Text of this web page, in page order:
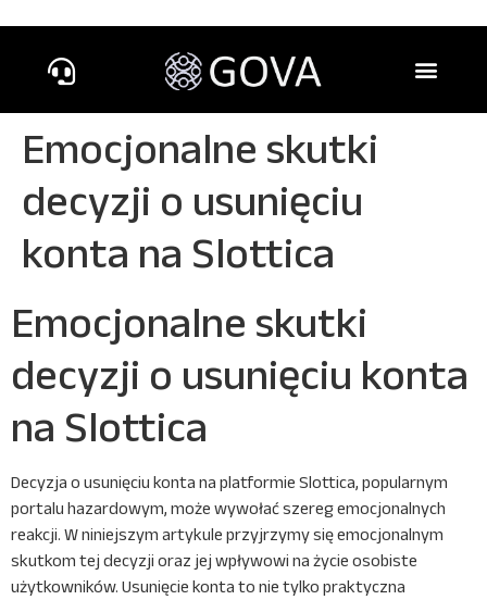
Emocjonalne skutki
decyzji o usunięciu
konta na Slottica
Emocjonalne skutki
decyzji o usunięciu konta
na Slottica
Decyzja o usunięciu konta na platformie Slottica, popularnym
portalu hazardowym, może wywołać szereg emocjonalnych
reakcji. W niniejszym artykule przyjrzymy się emocjonalnym
skutkom tej decyzji oraz jej wpływowi na życie osobiste
użytkowników. Usunięcie konta to nie tylko praktyczna